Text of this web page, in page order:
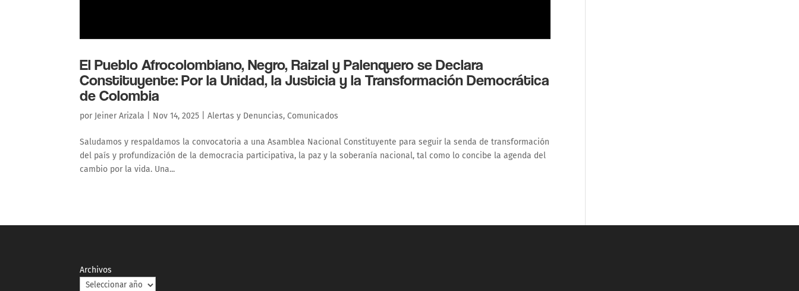
El Pueblo Afrocolombiano, Negro, Raizal y Palenquero se Declara
Constituyente: Por la Unidad, la Justicia y la Transformación Democrática
de Colombia
por Jeiner Arizala Nov 14, 2025 |Alertas y Denuncias,Comunicados
Saludamos y respaldamos la convocatoria a una Asamblea Nacional Constituyente para seguir la senda de transformación
del país y profundización de la democracia participativa, la paz y la soberanía nacional, tal como lo concibe la agenda del
cambio por la vida. Una...
Archivos